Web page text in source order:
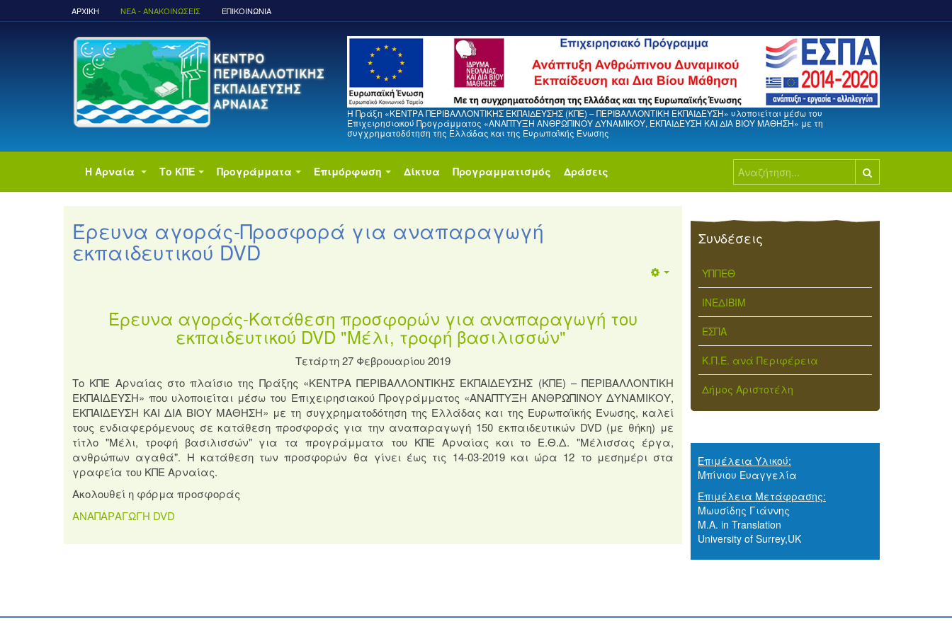
ΑΡΧΙΚΉ ΝΈΑ - ΑΝΑΚΟΙΝΏΣΕΙΣ ΕΠΙΚΟΙΝΩΝΙΑ
Η Πράξη «ΚΕΝΤΡΑ ΠΕΡΙΒΑΛΛΟΝΤΙΚΗΣ ΕΚΠΑΙΔΕΥΣΗΣ (ΚΠΕ) – ΠΕΡΙΒΑΛΛΟΝΤΙΚΗ ΕΚΠΑΙΔΕΥΣΗ» υλοποιείται μέσω του
Επιχειρησιακού Προγράμματος «ΑΝΑΠΤΥΞΗ ΑΝΘΡΩΠΙΝΟΥ ΔΥΝΑΜΙΚΟΥ, ΕΚΠΑΙΔΕΥΣΗ ΚΑΙ ΔΙΑ ΒΙΟΥ ΜΑΘΗΣΗ» με τη
συγχρηματοδότηση της Ελλάδας και της Ευρωπαϊκής Ένωσης
Η Αρναία Το ΚΠΕ Προγράμματα Επιμόρφωση Δίκτυα Προγραμματισμός Δράσεις Αναζήτηση...
Έρευνα αγοράς-Προσφορά για αναπαραγωγή
εκπαιδευτικού DVD
Έρευνα αγοράς-Κατάθεση προσφορών για αναπαραγωγή του
εκπαιδευτικού DVD "Μέλι, τροφή βασιλισσών"
Τετάρτη 27 Φεβρουαρίου 2019
Το ΚΠΕ Αρναίας στο πλαίσιο της Πράξης «ΚΕΝΤΡΑ ΠΕΡΙΒΑΛΛΟΝΤΙΚΗΣ ΕΚΠΑΙΔΕΥΣΗΣ (ΚΠΕ) – ΠΕΡΙΒΑΛΛΟΝΤΙΚΗ
ΕΚΠΑΙΔΕΥΣΗ» που υλοποιείται μέσω του Επιχειρησιακού Προγράμματος «ΑΝΑΠΤΥΞΗ ΑΝΘΡΩΠΙΝΟΥ ΔΥΝΑΜΙΚΟΥ,
ΕΚΠΑΙΔΕΥΣΗ ΚΑΙ ΔΙΑ ΒΙΟΥ ΜΑΘΗΣΗ» με τη συγχρηματοδότηση της Ελλάδας και της Ευρωπαϊκής Ένωσης, καλεί
τους ενδιαφερόμενους σε κατάθεση προσφοράς για την αναπαραγωγή 150 εκπαιδευτικών DVD (με θήκη) με
τίτλο "Μέλι, τροφή βασιλισσών" για τα προγράμματα του ΚΠΕ Αρναίας και το Ε.Θ.Δ. "Μέλισσας έργα,
ανθρώπων αγαθά". Η κατάθεση των προσφορών θα γίνει έως τις 14-03-2019 και ώρα 12 το μεσημέρι στα
γραφεία του ΚΠΕ Αρναίας.
Ακολουθεί η φόρμα προσφοράς
ΑΝΑΠΑΡΑΓΩΓΗ DVD
Συνδέσεις
ΥΠΠΕΘ
ΙΝΕΔΙΒΙΜ
ΕΣΠΑ
Κ.Π.Ε. ανά Περιφέρεια
Δήμος Αριστοτέλη
Επιμέλεια Υλικού:
Μπίνιου Ευαγγελία
Επιμέλεια Μετάφρασης:
Μωυσίδης Γιάννης
M.A. in Translation
University of Surrey,UK